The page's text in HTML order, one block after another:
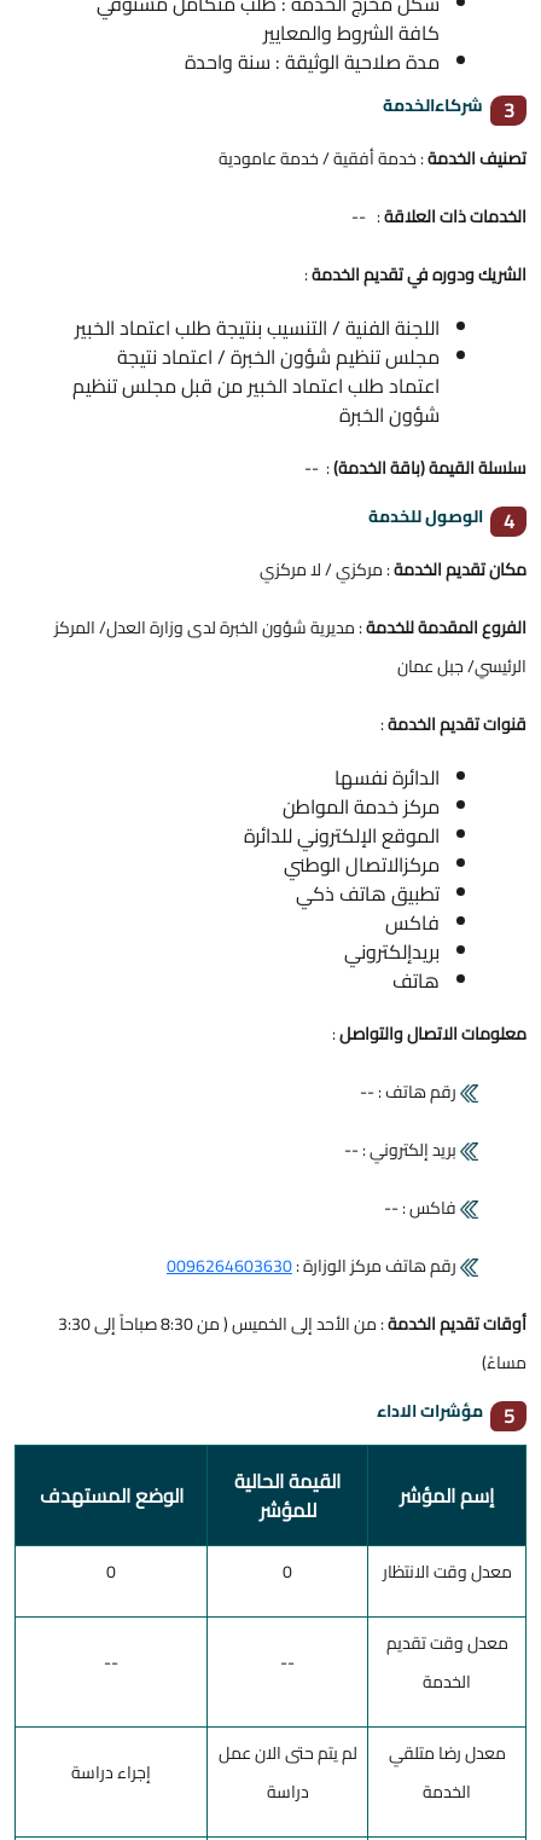
كافة الشروط والمعايير
مدة صلاحية الوثيقة : سنة واحدة
3
شركاءالخدمة
تصنيف الخدمة: خدمة أفقية / خدمة عامودية
الخدمات ذات العلاقة: --
الشريك ودوره في تقديم الخدمة:
اللجنة الفنية / التنسيب بنتيجة طلب اعتماد الخبير
مجلس تنظيم شؤون الخبرة / اعتماد نتيجة
اعتماد طلب اعتماد الخبير من قبل مجلس تنظيم
شؤون الخبرة
سلسلة القيمة (باقة الخدمة): --
4
الوصول للخدمة
مكان تقديم الخدمة: مركزي / لا مركزي
الفروع المقدمة للخدمة: مديرية شؤون الخبرة لدى وزارة العدل/ المركز
الرئيسي/ جبل عمان
قنوات تقديم الخدمة:
الدائرة نفسها
مركز خدمة المواطن
الموقع الإلكتروني للدائرة
مركزالاتصال الوطني
تطبيق هاتف ذكي
فاكس
بريدإلكتروني
هاتف
معلومات الاتصال والتواصل:
رقم هاتف : --
بريد إلكتروني : --
فاكس : --
رقم هاتف مركز الوزارة :0096264603630
أوقات تقديم الخدمة
: من الأحد إلى الخميس ( من 8:30 صباحاً إلى 3:30
مساءً)
5 مؤشرات الاداء
إسم المؤشر
القيمة الحالية
للمؤشر
الوضع المستهدف
معدل وقت الانتظار 0
0
معدل وقت تقديم
الخدمة
--
--
معدل رضا متلقي
الخدمة
لم يتم حتى الان عمل
دراسة
إجراء دراسة